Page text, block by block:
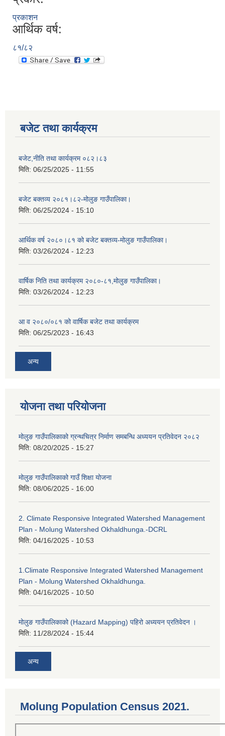
प्रकाशन
आर्थिक वर्ष:
८१/८२
बजेट तथा कार्यक्रम
बजेट,नीति तथा कार्यक्रम ०८२।८३
मिति: 06/25/2025 - 11:55
बजेट बक्तव्य २०८१।८२-मोलुङ गाउँपालिका।
मिति: 06/25/2024 - 15:10
आर्थिक वर्ष २०८०।८१ को बजेट बक्तव्य-मोलुङ गाउँपालिका।
मिति: 03/26/2024 - 12:23
वार्षिक निति तथा कार्यक्रम २०८०-८१,मोलुङ गाउँपालिका।
मिति: 03/26/2024 - 12:23
आ व २०८०/०८१ को वार्षिक बजेट तथा कार्यक्रम
मिति: 06/25/2023 - 16:43
अन्य
योजना तथा परियोजना
मोलुङ गाउँपालिकाको ग्रन्थचित्र निर्माण समबन्धि अध्ययन प्रतिवेदन २०८२
मिति: 08/20/2025 - 15:27
मोलुङ गाउँपालिकाको गाउँ शिक्षा योजना
मिति: 08/06/2025 - 16:00
2. Climate Responsive Integrated Watershed Management
Plan - Molung Watershed Okhaldhunga.-DCRL
मिति: 04/16/2025 - 10:53
1.Climate Responsive Integrated Watershed Management
Plan - Molung Watershed Okhaldhunga.
मिति: 04/16/2025 - 10:50
मोलुङ गाउँपालिकाको (Hazard Mapping) पहिरो अध्ययन प्रतिवेदन ।
मिति: 11/28/2024 - 15:44
अन्य
Molung Population Census 2021.